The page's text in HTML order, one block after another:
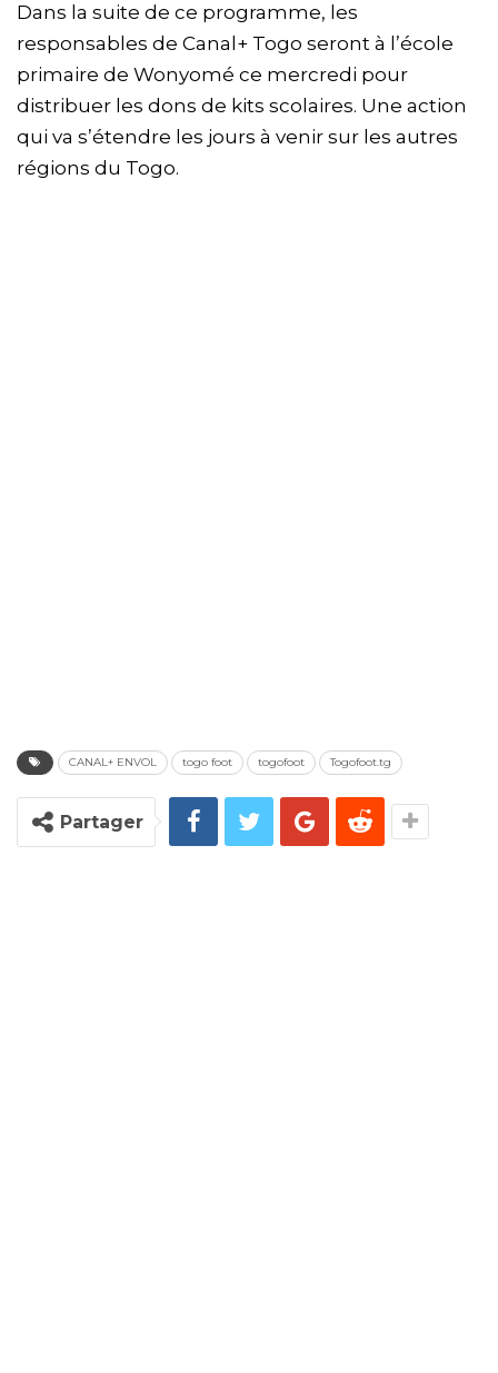
Dans la suite de ce programme, les
responsables de Canal+ Togo seront à l’école
primaire de Wonyomé ce mercredi pour
distribuer les dons de kits scolaires. Une action
qui va s’étendre les jours à venir sur les autres
régions du Togo.
CANAL+ ENVOL togo foot togofoot Togofoot.tg
Partager